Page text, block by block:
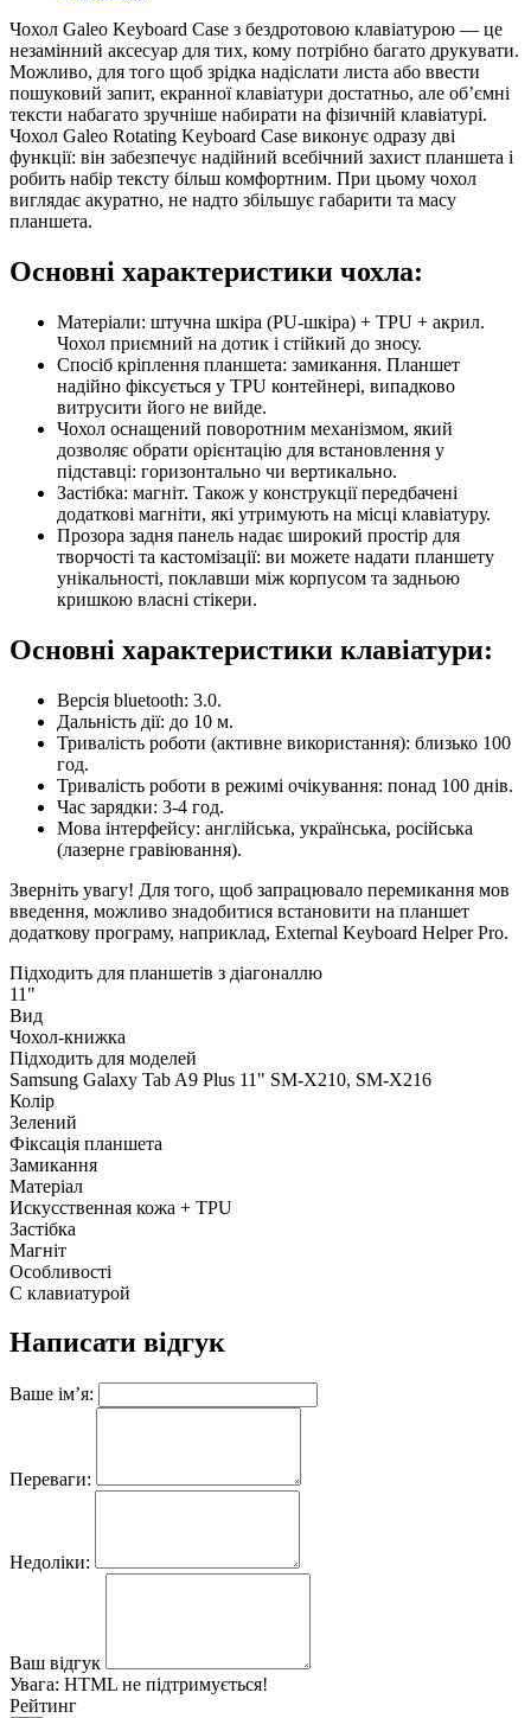
Чохол Galeo Keyboard Case з бездротовою клавіатурою — це
незамінний аксесуар для тих, кому потрібно багато друкувати.
Можливо, для того щоб зрідка надіслати листа або ввести
пошуковий запит, екранної клавіатури достатньо, але об’ємні
тексти набагато зручніше набирати на фізичній клавіатурі.
Чохол Galeo Rotating Keyboard Case виконує одразу дві
функції: він забезпечує надійний всебічний захист планшета і
робить набір тексту більш комфортним. При цьому чохол
виглядає акуратно, не надто збільшує габарити та масу
планшета.
Основні характеристики чохла:
Матеріали: штучна шкіра (PU-шкіра) + TPU + акрил.
Чохол приємний на дотик і стійкий до зносу.
Спосіб кріплення планшета: замикання. Планшет
надійно фіксується у TPU контейнері, випадково
витрусити його не вийде.
Чохол оснащений поворотним механізмом, який
дозволяє обрати орієнтацію для встановлення у
підставці: горизонтально чи вертикально.
Застібка: магніт. Також у конструкції передбачені
додаткові магніти, які утримують на місці клавіатуру.
Прозора задня панель надає широкий простір для
творчості та кастомізації: ви можете надати планшету
унікальності, поклавши між корпусом та задньою
кришкою власні стікери.
Основні характеристики клавіатури:
Версія bluetooth: 3.0.
Дальність дії: до 10 м.
Тривалість роботи (активне використання): близько 100
год.
Тривалість роботи в режимі очікування: понад 100 днів.
Час зарядки: 3-4 год.
Мова інтерфейсу: англійська, українська, російська
(лазерне гравіювання).
Зверніть увагу! Для того, щоб запрацювало перемикання мов
введення, можливо знадобитися встановити на планшет
додаткову програму, наприклад, External Keyboard Helper Pro.
Підходить для планшетів з діагоналлю
11"
Вид
Чохол-книжка
Підходить для моделей
Samsung Galaxy Tab A9 Plus 11" SM-X210, SM-X216
Колір
Зелений
Фіксація планшета
Замикання
Матеріал
Искусственная кожа + TPU
Застібка
Магніт
Особливості
С клавиатурой
Написати відгук
Ваше ім’я:
Переваги:
Недоліки:
Ваш відгук
Увага: HTML не підтримується!
Рейтинг